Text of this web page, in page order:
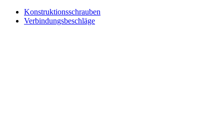
Konstruktionsschrauben
Verbindungsbeschläge